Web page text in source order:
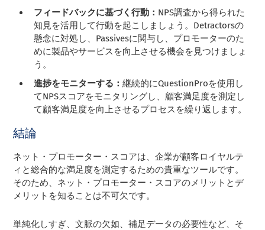
フィードバックに基づく行動： NPS調査から得られた
知見を活用して行動を起こしましょう。Detractorsの
懸念に対処し、Passivesに関与し、プロモーターのた
めに製品やサービスを向上させる機会を見つけましょ
う。
進捗をモニターする：継続的にQuestionProを使用し
てNPSスコアをモニタリングし、顧客満足度を測定し
て顧客満足度を向上させるプロセスを繰り返します。
結論
ネット・プロモーター・スコアは、企業が顧客ロイヤルテ
ィと総合的な満足度を測定するための貴重なツールです。
そのため、ネット・プロモーター・スコアのメリットとデ
メリットを知ることは不可欠です。
単純化しすぎ、文脈の欠如、補足データの必要性など、そ